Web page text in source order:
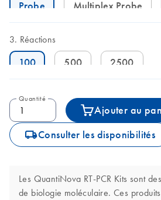
Probe Multiplex Probe
Réactions
100 500 2500
Quantité
Ajouter au
icon_0062_deliver-s Consulter les disponibilités
Les QuantiNova RT-PCR Kits sont
de biologie moléculaire. Ces